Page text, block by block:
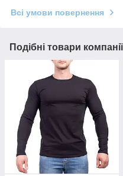
Всі умови повернення
Подібні товари компанії